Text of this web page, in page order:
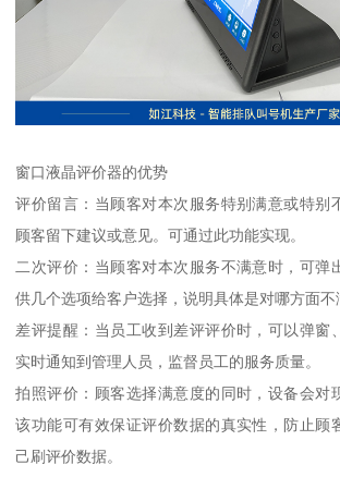
窗口液晶评价器的优势
评价留言：当顾客对本次服务特别满意或特别
顾客留下建议或意见。可通过此功能实现。
二次评价：当顾客对本次服务不满意时，可弹
供几个选项给客户选择，说明具体是对哪方面不
差评提醒：当员工收到差评评价时，可以弹窗
实时通知到管理人员，监督员工的服务质量。
拍照评价：顾客选择满意度的同时，设备会对
该功能可有效保证评价数据的真实性，防止顾
己刷评价数据。